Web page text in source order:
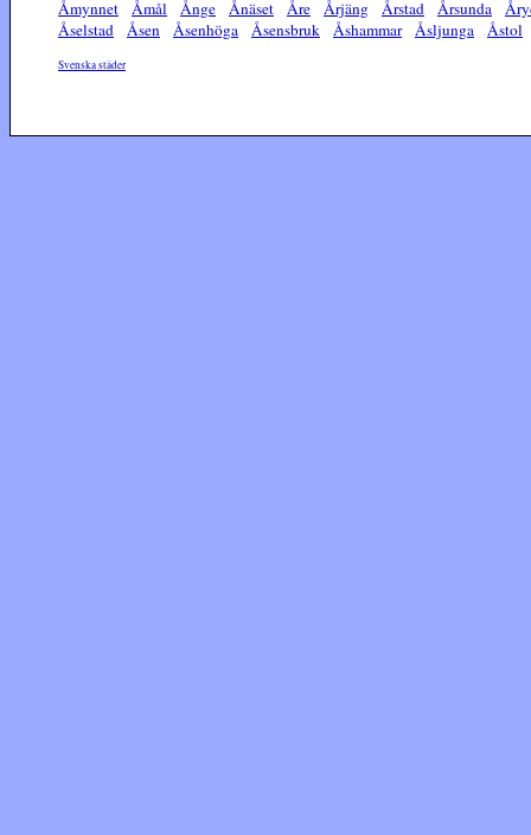
Åmynnet Åmål Ånge Ånäset Åre Årjäng Årstad Årsunda
Åselstad
Åsen Åsenhöga Åsensbruk Åshammar Åsljunga Åstol
Svenska städer